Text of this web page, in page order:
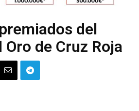
del
de Cruz Roja